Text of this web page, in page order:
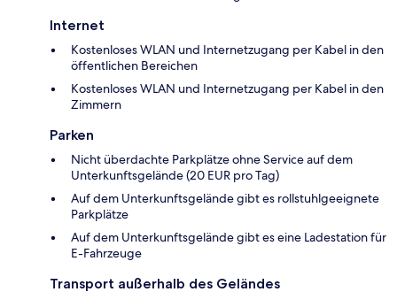
Internet
Kostenloses WLAN und Internetzugang per Kabel in den
öffentlichen Bereichen
Kostenloses WLAN und Internetzugang per Kabel in den
Zimmern
Parken
Nicht überdachte Parkplätze ohne Service auf dem
Unterkunftsgelände (20 EUR pro Tag)
Auf dem Unterkunftsgelände gibt es rollstuhlgeeignete
Parkplätze
Auf dem Unterkunftsgelände gibt es eine Ladestation für
E-Fahrzeuge
Transport außerhalb des Geländes